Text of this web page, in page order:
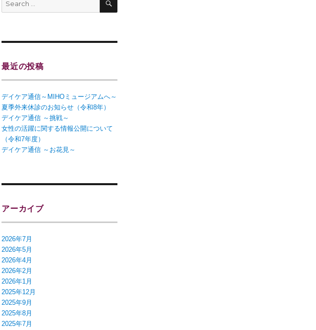
最近の投稿
デイケア通信～MIHOミュージアムへ～
夏季外来休診のお知らせ（令和8年）
デイケア通信 ～挑戦～
女性の活躍に関する情報公開について
（令和7年度）
デイケア通信 ～お花見～
アーカイブ
2026年7月
2026年5月
2026年4月
2026年2月
2026年1月
2025年12月
2025年9月
2025年8月
2025年7月